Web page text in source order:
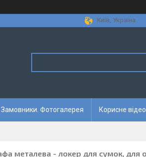
Київ, Україна
Замовники. Фотогалерея Корисне відео
металева - локер для сумок, для